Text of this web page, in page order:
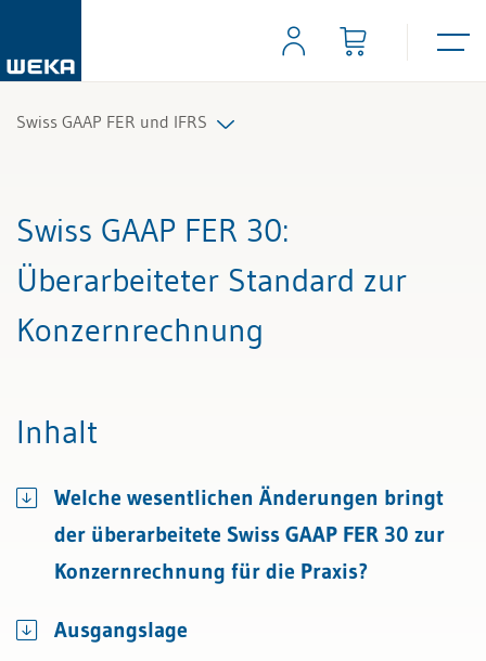
Swiss GAAP FER und IFRS
Alle Arbeitshilfen
Alle Fachexperten
Swiss GAAP FER 30:
Überarbeiteter Standard zur
Konzernrechnung
Inhalt
Welche wesentlichen Änderungen bringt
der überarbeitete Swiss GAAP FER 30 zur
Konzernrechnung für die Praxis?
Ausgangslage